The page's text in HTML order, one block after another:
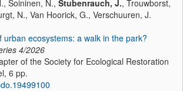
Soininen, N., Stubenrauch, J., Trouwborst,
N., Van Hoorick, G., Verschuuren, J.
urban ecosystems: a walk in the park?
4/2026
of the Society for Ecological Restoration
6 pp.